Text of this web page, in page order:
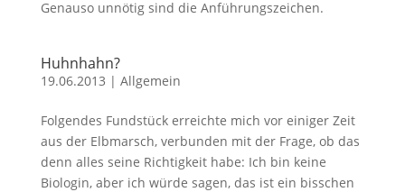
Genauso unnötig sind die Anführungszeichen.
Huhnhahn?
19.06.2013 | Allgemein
Folgendes Fundstück erreichte mich vor einiger Zeit
aus der Elbmarsch, verbunden mit der Frage, ob das
denn alles seine Richtigkeit habe: Ich bin keine
Biologin, aber ich würde sagen, das ist ein bisschen